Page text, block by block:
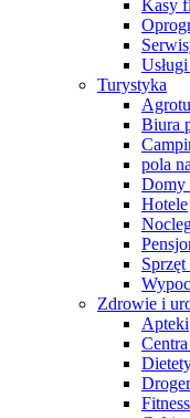
Kasy
Turystyka
Biura
pola
Domy
Hotele
Zdrowie i
Apteki
Fitness